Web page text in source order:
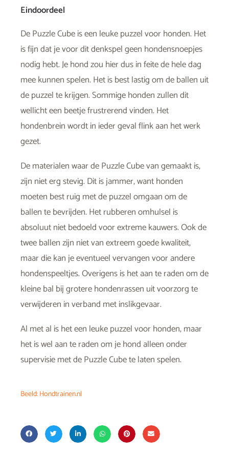
Eindoordeel
De Puzzle Cube is een leuke puzzel voor honden. Het
is fijn dat je voor dit denkspel geen hondensnoepjes
nodig hebt. Je hond zou hier dus in feite de hele dag
mee kunnen spelen. Het is best lastig om de ballen uit
de puzzel te krijgen. Sommige honden zullen dit
wellicht een beetje frustrerend vinden. Het
hondenbrein wordt in ieder geval flink aan het werk
gezet.
De materialen waar de Puzzle Cube van gemaakt is,
zijn niet erg stevig. Dit is jammer, want honden
moeten best ruig met de puzzel omgaan om de
ballen te bevrijden. Het rubberen omhulsel is
absoluut niet bedoeld voor extreme kauwers. Ook de
twee ballen zijn niet van extreem goede kwaliteit,
maar die kan je eventueel vervangen voor andere
hondenspeeltjes. Overigens is het aan te raden om de
kleine bal bij grotere hondenrassen uit voorzorg te
verwijderen in verband met inslikgevaar.
Al met al is het een leuke puzzel voor honden, maar
het is wel aan te raden om je hond alleen onder
supervisie met de Puzzle Cube te laten spelen.
Beeld: Hondtrainen.nl